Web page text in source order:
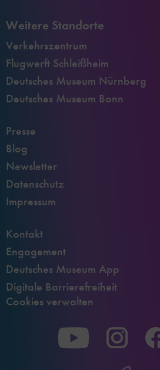
Weitere Standorte
Verkehrszentrum
Flugwerft Schleißheim
Deutsches Museum Nürnberg
Deutsches Museum Bonn
Presse
Blog
Newsletter
Datenschutz
Impressum
Kontakt
Engagement
Deutsches Museum App
Digitale Barrierefreiheit
Cookies verwalten
Zu
unserer
Youtube-
Zu